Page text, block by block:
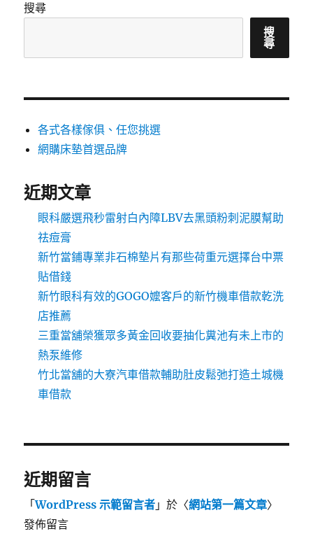
搜尋
搜
尋
各式各樣傢俱、任您挑選
網購床墊首選品牌
近期文章
眼科嚴選飛秒雷射白內障LBV去黑頭粉刺泥膜幫助
祛痘膏
新竹當鋪專業非石棉墊片有那些荷重元選擇台中票
貼借錢
新竹眼科有效的GOGO嬤客戶的新竹機車借款乾洗
店推薦
三重當舖榮獲眾多黃金回收要抽化糞池有未上市的
熱泵維修
竹北當舖的大寮汽車借款輔助肚皮鬆弛打造土城機
車借款
近期留言
「WordPress 示範留言者 」於〈網站第一篇文章〉
發佈留言